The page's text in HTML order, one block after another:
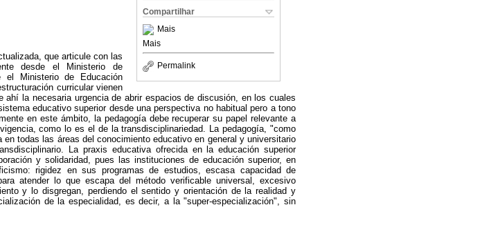
Compartilhar
Mais
Mais
Permalink
que articule con las
desde el Ministerio de
el Ministerio de Educación
curricular vienen
la necesaria urgencia de abrir espacios de discusión, en los cuales
educativo superior desde una perspectiva no habitual pero a tono
en este ámbito, la pedagogía debe recuperar su papel relevante a
como lo es el de la transdisciplinariedad. La pedagogía, "como
todas las áreas del conocimiento educativo en general y universitario
La praxis educativa ofrecida en la educación superior
y solidaridad, pues las instituciones de educación superior, en
rigidez en sus programas de estudios, escasa capacidad de
atender lo que escapa del método verificable universal, excesivo
y lo disgregan, perdiendo el sentido y orientación de la realidad y
de la especialidad, es decir, a la "super-especialización", sin